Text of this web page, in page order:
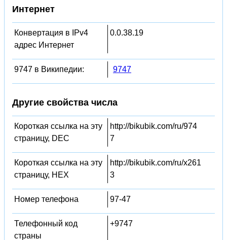
Интернет
Конвертация в IPv4
адрес Интернет
0.0.38.19
9747 в Википедии: 9747
Другие свойства числа
Короткая ссылка на эту
страницу, DEC
http://bikubik.com/ru/974
7
Короткая ссылка на эту
страницу, HEX
http://bikubik.com/ru/x261
3
Номер телефона 97-47
Телефонный код
страны
+9747